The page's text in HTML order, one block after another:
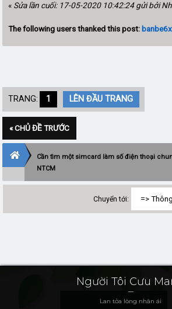
« Sửa lần cuối: 17-05-2020 10:42:24 gửi bởi
The following users thanked this post:banbe6x
TRANG: 1 LÊN ĐẦU TRANG
« CHỦ ĐỀ TRƯỚC
Cần tìm một simcard làm số điện thoại
NTCM
Chuyển tới:
Người Tôi Cưu
Lan tỏa lòng nhân ái